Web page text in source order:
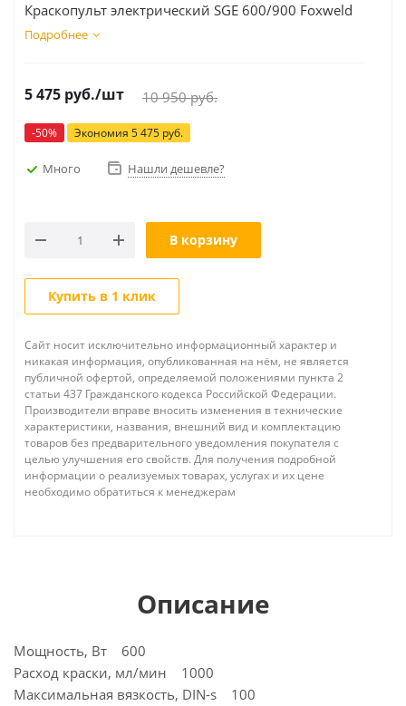
Краскопульт электрический SGE 600/900 Foxweld
Подробнее
5 475 руб./шт 10 950руб.
-50% Экономия 5 475 руб.
Много Нашли дешевле?
В корзину
Купить в 1 клик
Сайт носит исключительно информационный характер и
никакая информация, опубликованная на нём, не является
публичной офертой, определяемой положениями пункта 2
статьи 437 Гражданского кодекса Российской Федерации.
Производители вправе вносить изменения в технические
характеристики, названия, внешний вид и комплектацию
товаров без предварительного уведомления покупателя с
целью улучшения его свойств. Для получения подробной
информации о реализуемых товарах, услугах и их цене
необходимо обратиться к менеджерам
Описание
Мощность, Вт 600
Расход краски, мл/мин 1000
Максимальная вязкость, DIN-s 100